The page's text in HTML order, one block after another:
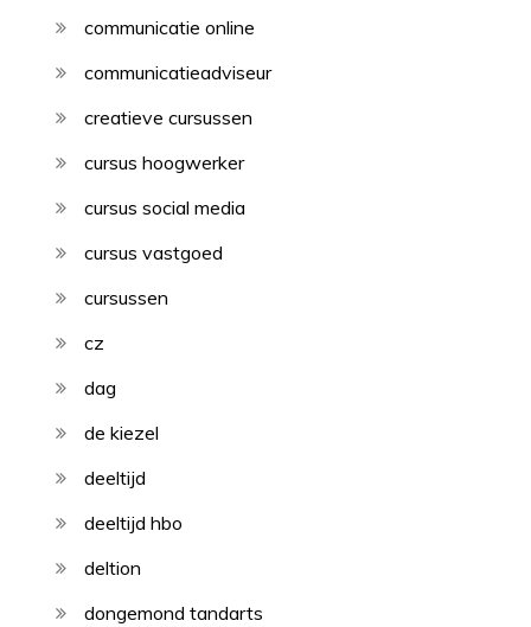
communicatie online
communicatieadviseur
creatieve cursussen
cursus hoogwerker
cursus social media
cursus vastgoed
cursussen
cz
dag
de kiezel
deeltijd
deeltijd hbo
deltion
dongemond tandarts